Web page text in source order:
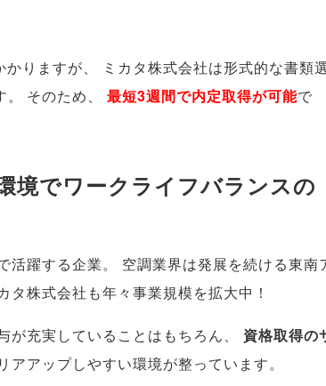
かりますが、
ミカタ株式会社は形式的な書類
。 そのため、 最短3週間で内定取得が可能で
境でワークライフバランスの
活躍する企業。
空調業界は発展を続ける東南
タ株式会社も年々事業規模を拡大中！
が充実していることはもちろん、
資格取得の
アアップしやすい環境が整っています。